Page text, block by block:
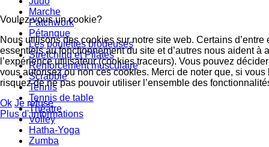
Marche
Patchwork
Pétanque
Les poulettes brodeuses
Stretching et Pilates
Renforcement musculaire
Scrabble
Tennis
Tennis de table
Théâtre
Volley
Hatha-Yoga
Zumba
Voulez-vous un cookie?
Nous utilisons des cookies sur notre site web. Certains d’entre
essentiels au fonctionnement du site et d’autres nous aident à
l’expérience utilisateur (cookies traceurs). Vous pouvez
vous autorisez ou non ces cookies. Merci de noter que, si vous
risquez de ne pas pouvoir utiliser l’ensemble des
Ok Je refuse
Plus d' informations